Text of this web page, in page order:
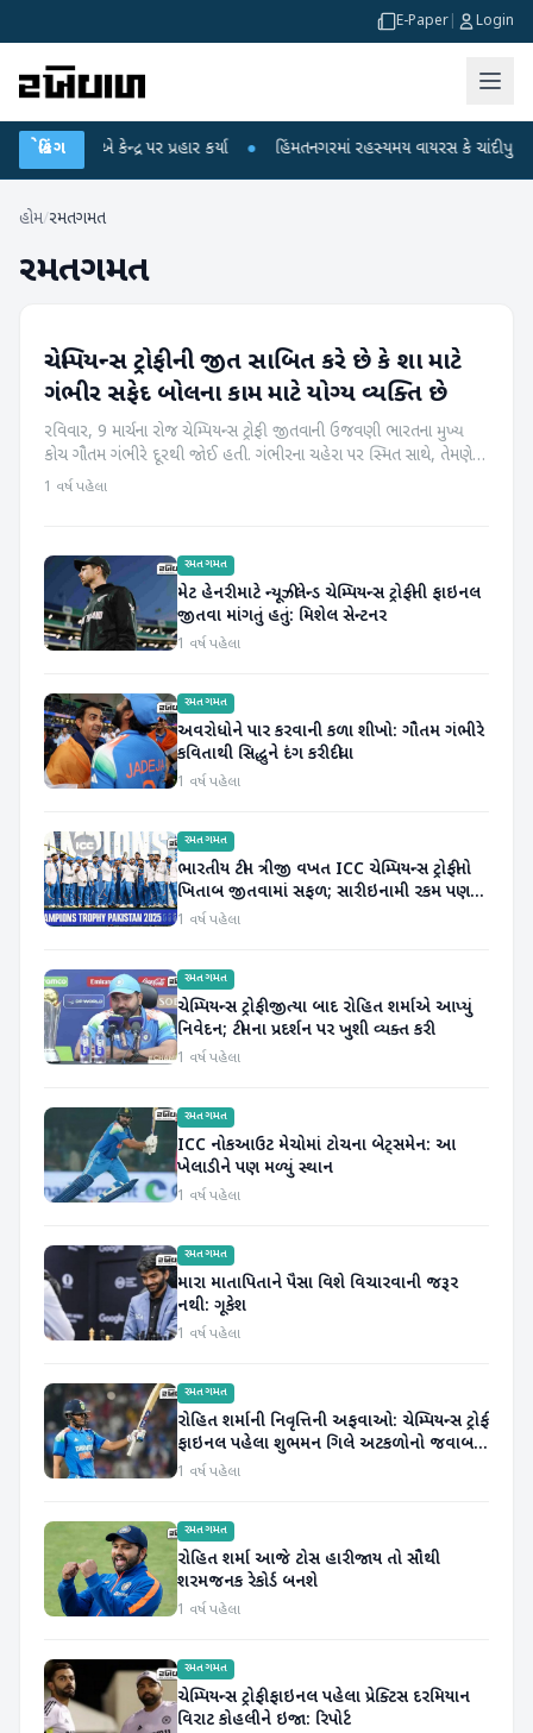
E-Paper Login
બ્રેકિંગ
કેન્દ્ર પર પ્રહાર કર્યા ● હિંમતનગરમાં રહસ્યમય વાયરસ કે ચાંદીપુરા? 6
હોમ/રમતગમત
રમતગમત
રમતગમત
ચેમ્પિયન્સ ટ્રોફીની જીત સાબિત કરે છે કે શા માટે
ગંભીર સફેદ બોલના કામ માટે યોગ્ય વ્યક્તિ છે
રવિવાર, 9 માર્ચના રોજ ચેમ્પિયન્સ ટ્રોફી જીતવાની ઉજવણી ભારતના મુખ્ય
કોચ ગૌતમ ગંભીરે દૂરથી જોઈ હતી. ગંભીરના ચહેરા પર સ્મિત સાથે, તેમણે
આ બધું દૂરથી જોયું. સ્પષ્ટવક્તા કોચે ભારતીય ટીમ સાથેના તેમના કાર્યક...
1 વર્ષ પહેલા
રમતગમત
મેટ હેનરી માટે ન્યૂઝીલેન્ડ ચેમ્પિયન્સ ટ્રોફીની ફાઇનલ
જીતવા માંગતું હતું: મિશેલ સેન્ટનર
1 વર્ષ પહેલા
રમતગમત
અવરોધોને પાર કરવાની કળા શીખો: ગૌતમ ગંભીરે
કવિતાથી સિદ્ધુને દંગ કરી દીધા
1 વર્ષ પહેલા
રમતગમત
ભારતીય ટીમ ત્રીજી વખત ICC ચેમ્પિયન્સ ટ્રોફીનો
ખિતાબ જીતવામાં સફળ; સારી ઇનામી રકમ પણ
મળી
1 વર્ષ પહેલા
રમતગમત
ચેમ્પિયન્સ ટ્રોફી જીત્યા બાદ રોહિત શર્માએ આપ્યું
નિવેદન; ટીમના પ્રદર્શન પર ખુશી વ્યક્ત કરી
1 વર્ષ પહેલા
રમતગમત
ICC નોકઆઉટ મેચોમાં ટોચના બેટ્સમેન: આ
ખેલાડીને પણ મળ્યું સ્થાન
1 વર્ષ પહેલા
રમતગમત
મારા માતાપિતાને પૈસા વિશે વિચારવાની જરૂર
નથી: ગૂકેશ
1 વર્ષ પહેલા
રમતગમત
રોહિત શર્માની નિવૃત્તિની અફવાઓ: ચેમ્પિયન્સ ટ્રોફી
ફાઇનલ પહેલા શુભમન ગિલે અટકળોનો જવાબ
આપ્યો
1 વર્ષ પહેલા
રમતગમત
રોહિત શર્મા આજે ટોસ હારી જાય તો સૌથી
શરમજનક રેકોર્ડ બનશે
1 વર્ષ પહેલા
રમતગમત
ચેમ્પિયન્સ ટ્રોફી ફાઇનલ પહેલા પ્રેક્ટિસ દરમિયાન
વિરાટ કોહલીને ઇજા: રિપોર્ટ